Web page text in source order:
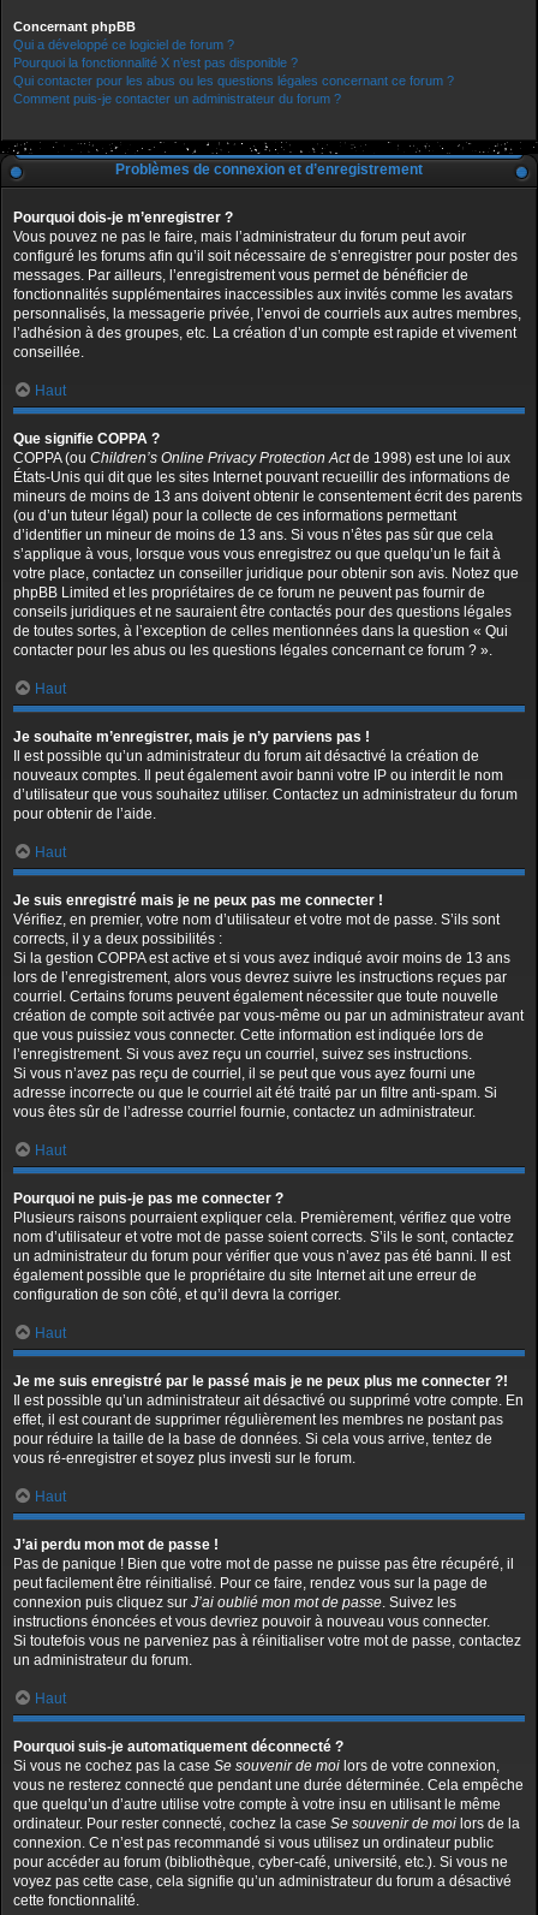
Concernant phpBB
Qui a développé ce logiciel de forum ?
Pourquoi la fonctionnalité X n’est pas disponible ?
Qui contacter pour les abus ou les questions légales concernant ce forum ?
Comment puis-je contacter un administrateur du forum ?
Problèmes de connexion et d’enregistrement
Pourquoi dois-je m’enregistrer ?
Vous pouvez ne pas le faire, mais l’administrateur du forum peut avoir
configuré les forums afin qu’il soit nécessaire de s’enregistrer pour poster des
messages. Par ailleurs, l’enregistrement vous permet de bénéficier de
fonctionnalités supplémentaires inaccessibles aux invités comme les avatars
personnalisés, la messagerie privée, l’envoi de courriels aux autres membres,
l’adhésion à des groupes, etc. La création d’un compte est rapide et vivement
conseillée.
Haut
Que signifie COPPA ?
COPPA (ou Children’s Online Privacy Protection Actde 1998) est une loi aux
États-Unis qui dit que les sites Internet pouvant recueillir des informations de
mineurs de moins de 13 ans doivent obtenir le consentement écrit des parents
(ou d’un tuteur légal) pour la collecte de ces informations permettant
d’identifier un mineur de moins de 13 ans. Si vous n’êtes pas sûr que cela
s’applique à vous, lorsque vous vous enregistrez ou que quelqu’un le fait à
votre place, contactez un conseiller juridique pour obtenir son avis. Notez que
phpBB Limited et les propriétaires de ce forum ne peuvent pas fournir de
conseils juridiques et ne sauraient être contactés pour des questions légales
de toutes sortes, à l’exception de celles mentionnées dans la question « Qui
contacter pour les abus ou les questions légales concernant ce forum ? ».
Haut
Je souhaite m’enregistrer, mais je n’y parviens pas !
Il est possible qu’un administrateur du forum ait désactivé la création de
nouveaux comptes. Il peut également avoir banni votre IP ou interdit le nom
d’utilisateur que vous souhaitez utiliser. Contactez un administrateur du forum
pour obtenir de l’aide.
Haut
Je suis enregistré mais je ne peux pas me connecter !
Vérifiez, en premier, votre nom d’utilisateur et votre mot de passe. S’ils sont
corrects, il y a deux possibilités :
Si la gestion COPPA est active et si vous avez indiqué avoir moins de 13 ans
lors de l’enregistrement, alors vous devrez suivre les instructions reçues par
courriel. Certains forums peuvent également nécessiter que toute nouvelle
création de compte soit activée par vous-même ou par un administrateur avant
que vous puissiez vous connecter. Cette information est indiquée lors de
l’enregistrement. Si vous avez reçu un courriel, suivez ses instructions.
Si vous n’avez pas reçu de courriel, il se peut que vous ayez fourni une
adresse incorrecte ou que le courriel ait été traité par un filtre anti-spam. Si
vous êtes sûr de l’adresse courriel fournie, contactez un administrateur.
Haut
Pourquoi ne puis-je pas me connecter ?
Plusieurs raisons pourraient expliquer cela. Premièrement, vérifiez que votre
nom d’utilisateur et votre mot de passe soient corrects. S’ils le sont, contactez
un administrateur du forum pour vérifier que vous n’avez pas été banni. Il est
également possible que le propriétaire du site Internet ait une erreur de
configuration de son côté, et qu’il devra la corriger.
Haut
Je me suis enregistré par le passé mais je ne peux plus me connecter ?!
Il est possible qu’un administrateur ait désactivé ou supprimé votre compte. En
effet, il est courant de supprimer régulièrement les membres ne postant pas
pour réduire la taille de la base de données. Si cela vous arrive, tentez de
vous ré-enregistrer et soyez plus investi sur le forum.
Haut
J’ai perdu mon mot de passe !
Pas de panique ! Bien que votre mot de passe ne puisse pas être récupéré, il
peut facilement être réinitialisé. Pour ce faire, rendez vous sur la page de
connexion puis cliquez sur J’ai oublié mon mot de passe. Suivez les
instructions énoncées et vous devriez pouvoir à nouveau vous connecter.
Si toutefois vous ne parveniez pas à réinitialiser votre mot de passe, contactez
un administrateur du forum.
Haut
Pourquoi suis-je automatiquement déconnecté ?
Si vous ne cochez pas la case Se souvenir de moi lors de votre connexion,
vous ne resterez connecté que pendant une durée déterminée. Cela empêche
que quelqu’un d’autre utilise votre compte à votre insu en utilisant le même
ordinateur. Pour rester connecté, cochez la case Se souvenir de moi lors de la
connexion. Ce n’est pas recommandé si vous utilisez un ordinateur public
pour accéder au forum (bibliothèque, cyber-café, université, etc.). Si vous ne
voyez pas cette case, cela signifie qu’un administrateur du forum a désactivé
cette fonctionnalité.